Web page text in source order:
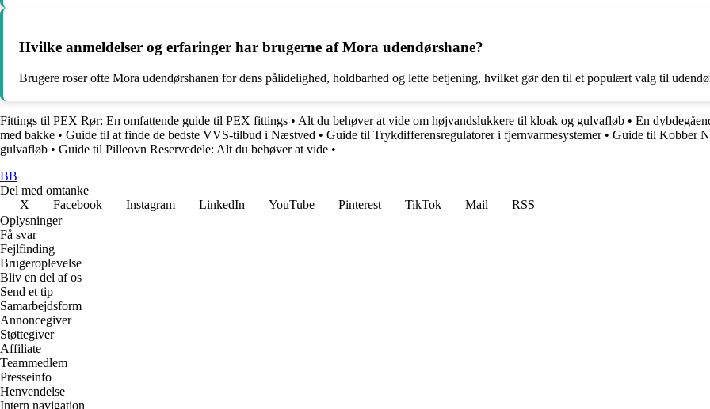
Hvilke anmeldelser og erfaringer har brugerne af Mora udendørshane?
Brugere roser ofte Mora udendørshanen for dens pålidelighed, holdbarhed og lette betjening, hvilket gør den til et populært valg til
Fittings til PEX Rør: En omfattende guide til PEX fittings • Alt du behøver at vide om højvandslukkere til kloak og gulvafløb • En
med bakke • Guide til at finde de bedste VVS-tilbud i Næstved • Guide til Trykdifferensregulatorer i fjernvarmesystemer• Guide til Kobber
gulvafløb • Guide til Pilleovn Reservedele: Alt du behøver at vide •
BB
Del med omtanke
X
Facebook Instagram LinkedIn YouTube Pinterest TikTok Mail
RSS
Oplysninger
Få svar
Fejlfinding
Brugeroplevelse
Bliv en del af os
Send et tip
Samarbejdsform
Annoncegiver
Støttegiver
Affiliate
Teammedlem
Presseinfo
Henvendelse
Intern navigation